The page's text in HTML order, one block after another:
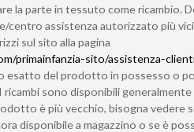
la parte in tessuto come ricambio.
centro assistenza autorizzato più
sul sito alla pagina
primainfanzia-sito/assistenza-
esatto del prodotto in possesso o
sono disponibili generalmente
è più vecchio, bisogna vedere
disponibile a magazzino o se è